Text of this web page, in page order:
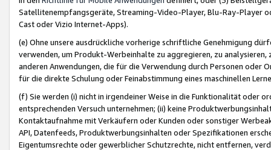
Satellitenempfangsgeräte, Streaming-Video-Player, Blu-Ray-Player
Cast oder Vizio Internet-Apps).
(e) Ohne unsere ausdrückliche vorherige schriftliche Genehmigung
verwenden, um Produkt-Werbeinhalte zu aggregieren, zu
anderen Anwendungen, die für die Verwendung durch Personen
für die direkte Schulung oder Feinabstimmung eines maschinellen
(f) Sie werden (i) nicht in irgendeiner Weise in die Funktionalität oder
entsprechenden Versuch unternehmen; (ii) keine
Kontaktaufnahme mit Verkäufern oder Kunden oder sonstiger
API, Datenfeeds, Produktwerbungsinhalten oder Spezifikationen
Eigentumsrechte oder gewerblicher Schutzrechte, nicht entfernen,